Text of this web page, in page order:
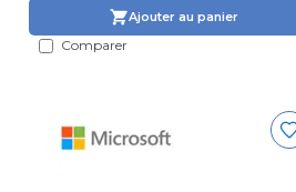
Ajouter au panier
Comparer